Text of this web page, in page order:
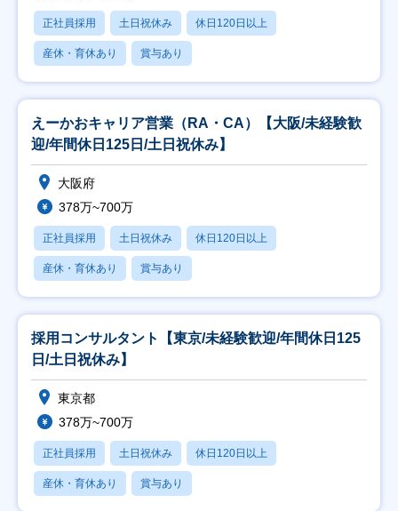
正社員採用 土日祝休み 休日120日以上
産休・育休あり 賞与あり
えーかおキャリア営業（RA・CA）【大阪/未経験歓
迎/年間休日125日/土日祝休み】
大阪府
378万~700万
正社員採用 土日祝休み 休日120日以上
産休・育休あり 賞与あり
採用コンサルタント【東京/未経験歓迎/年間休日125
日/土日祝休み】
東京都
378万~700万
正社員採用 土日祝休み 休日120日以上
産休・育休あり 賞与あり